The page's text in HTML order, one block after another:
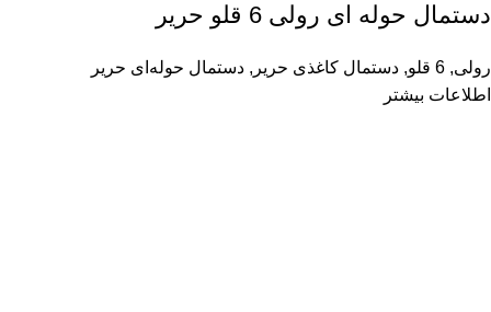
دستمال حوله ای رولی 6 قلو حریر
رولی, 6 قلو , دستمال کاغذی حریر , دستمال حوله‌ای حریر
اطلاعات بیشتر